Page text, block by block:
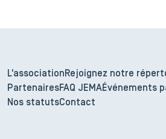
L'association Rejoignez notre
PartenairesFAQ JEMAÉvénements
Nos statutsContact